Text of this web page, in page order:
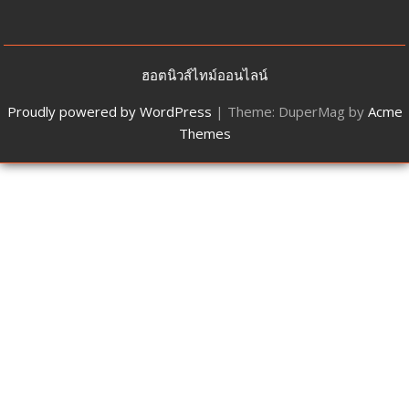
ฮอตนิวส์ไทม์ออนไลน์
Proudly powered by WordPress | Theme: DuperMag by Acme
Themes